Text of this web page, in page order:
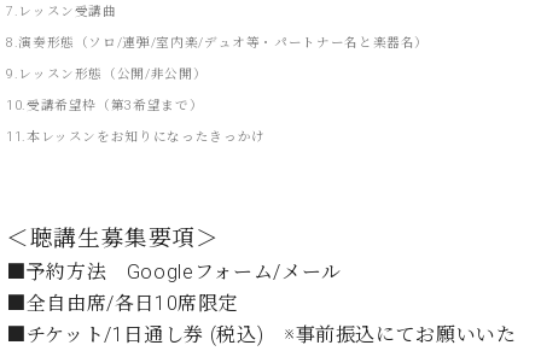
ホ
フ
ヴ
ィ
ジ
ョ
ン
ッ
フ
ご
拶
技
紹
介
展示
情報
【ユ
7.レッスン受講曲
8.演奏形態（ソロ/連弾/室内楽/デュオ等・パートナー名と楽器名）
9.レッスン形態（公開/非公開）
10.受講希望枠（第3希望まで）
11.本レッスンをお知りになったきっかけ
＜聴講生募集要項＞
■予約方法 Googleフォーム/メール
■全自由席/各日10席限定
■チケット/1日通し券 (税込) ※事前振込にてお願いいた